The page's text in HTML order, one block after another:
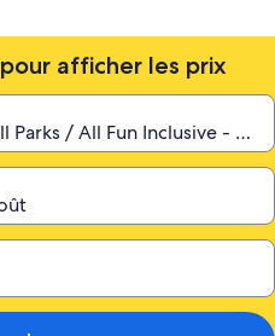
afficher les prix